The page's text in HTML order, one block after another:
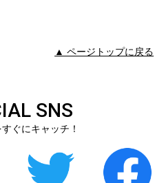
▲ ページトップに戻る
SNS
ぐにキャッチ！